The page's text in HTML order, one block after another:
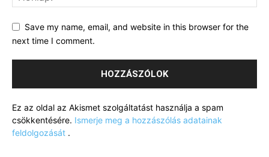
Save my name, email, and website in this browser for the
next time I comment.
Ez az oldal az Akismet szolgáltatást használja a spam
csökkentésére. Ismerje meg a hozzászólás adatainak
feldolgozását .